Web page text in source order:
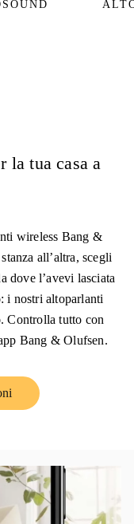
la tua casa a
wireless Bang &
all’altra, scegli
dove l’avevi lasciata
i nostri altoparlanti
Controlla tutto con
Bang & Olufsen.
in New Tab